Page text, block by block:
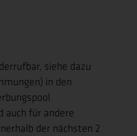
siehe dazu
in den
auch für andere
der nächsten 2